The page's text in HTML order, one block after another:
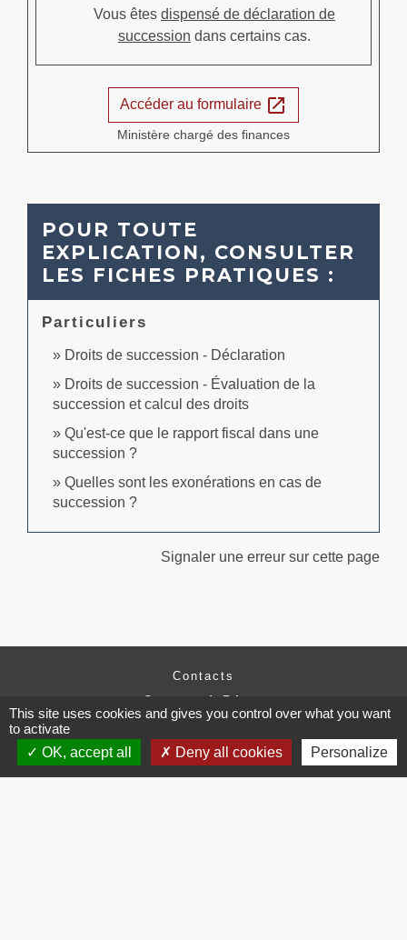
Vous êtes dispensé de déclaration de
succession dans certains cas.
Accéder au formulaire open_in_new
Ministère chargé des finances
POUR TOUTE
EXPLICATION, CONSULTER
LES FICHES PRATIQUES :
Particuliers
Droits de succession - Déclaration
Droits de succession - Évaluation de la
succession et calcul des droits
Qu'est-ce que le rapport fiscal dans une
succession ?
Quelles sont les exonérations en cas de
succession ?
Signaler une erreur sur cette page
Contacts
Commune de Brissac
3 place de la Mairie
+33 4 67 73 71 56
Contact par formulaire
This site uses cookies and gives you control over what you want
to activate
OK, accept all
Deny all cookies Personalize